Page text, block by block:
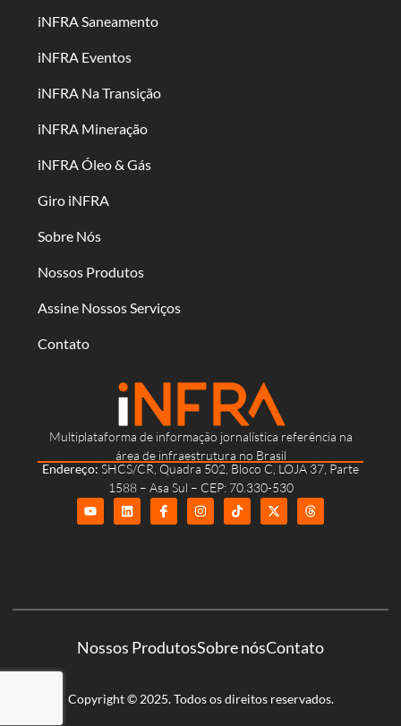
Multiplataforma de informação jornalística referência na
área de infraestrutura no Brasil
Endereço: SHCS/CR, Quadra 502, Bloco C, LOJA 37, Parte
1588 – Asa Sul – CEP: 70.330-530
iNFRA Saneamento
iNFRA Eventos
iNFRA Na Transição
iNFRA Mineração
iNFRA Óleo & Gás
Giro iNFRA
Sobre Nós
Nossos Produtos
Assine Nossos Serviços
Contato
Nossos ProdutosSobre nósContato
Copyright © 2025. Todos os direitos reservados.